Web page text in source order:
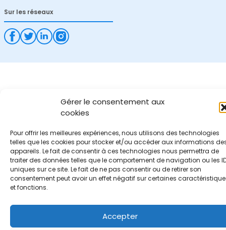
Gérer le consentement aux
cookies
Pour offrir les meilleures expériences, nous utilisons des technologies
telles que les cookies pour stocker et/ou accéder aux informations
appareils. Le fait de consentir à ces technologies nous permettra de
traiter des données telles que le comportement de navigation ou les
uniques sur ce site. Le fait de ne pas consentir ou de retirer son
consentement peut avoir un effet négatif sur certaines
et fonctions.
Accepter
Sur les réseaux